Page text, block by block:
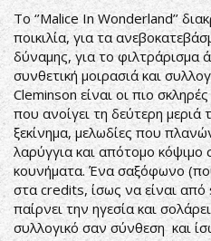
To ‘’Malice In Wonderland’’
ποικιλία, για τα
δύναμης, για το φιλτράρισμα
συνθετική μοιρασιά και
Cleminson είναι οι πιο
που ανοίγει τη δεύτερη
ξεκίνημα, μελωδίες που
λαρύγγια και απότομο κόψιμο
κουνήματα. Ένα σαξόφωνο
στα credits, ίσως να είναι από
παίρνει την ηγεσία και
συλλογικό σαν σύνθεση και